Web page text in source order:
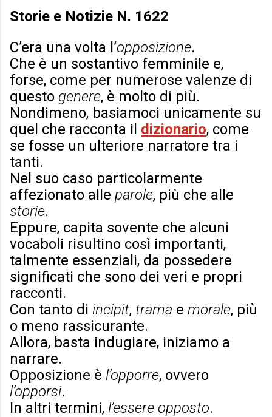
Storie e Notizie N. 1622
C’era una volta l’opposizione.
Che è un sostantivo femminile e,
forse, come per numerose valenze di
questo genere, è molto di più.
Nondimeno, basiamoci unicamente su
quel che racconta il dizionario, come
se fosse un ulteriore narratore tra i
tanti.
Nel suo caso particolarmente
affezionato alle parole, più che alle
storie.
Eppure, capita sovente che alcuni
vocaboli risultino così importanti,
talmente essenziali, da possedere
significati che sono dei veri e propri
racconti.
Con tanto di incipit, trama e morale, più
o meno rassicurante.
Allora, basta indugiare, iniziamo a
narrare.
Opposizione è l’opporre, ovvero
l’opporsi.
In altri termini, l’essere opposto.